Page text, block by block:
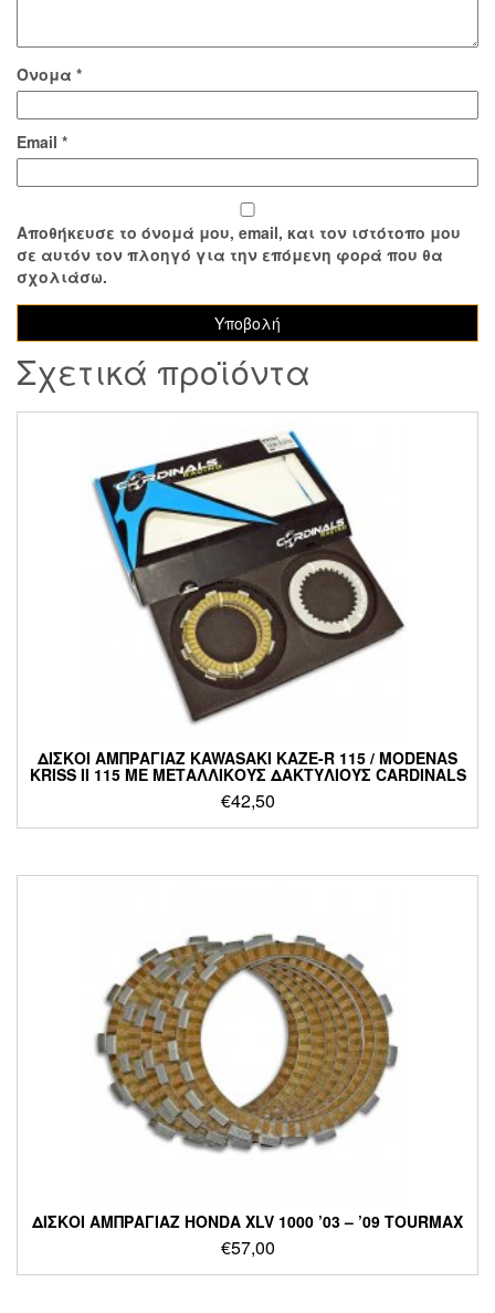
Όνομα *
Email *
Αποθήκευσε το όνομά μου, email, και τον ιστότοπο μου
σε αυτόν τον πλοηγό για την επόμενη φορά που θα
σχολιάσω.
Σχετικά προϊόντα
ΔΙΣΚΟΙ ΑΜΠΡΑΓΙΑΖ KAWASAKI KAZE-R 115 / MODENAS
KRISS II 115 ΜΕ ΜΕΤΑΛΛΙΚΟΥΣ ΔΑΚΤΥΛΙΟΥΣ CARDINALS
€42,50
ΔΙΣΚΟΙ ΑΜΠΡΑΓΙΑΖ HONDA XLV 1000 ’03 – ’09 TOURMAX
€57,00